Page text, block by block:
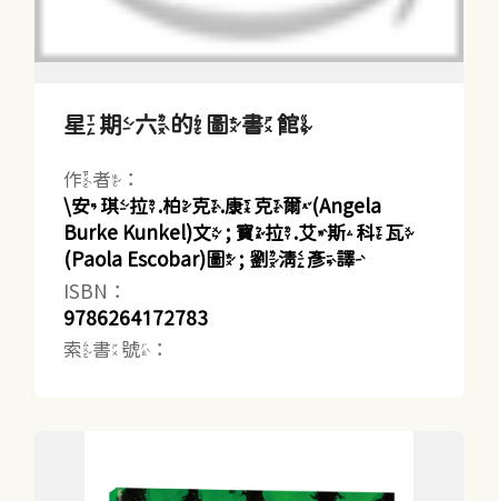
星期六的圖書館
作者：
\安琪拉.柏克.康克爾(Angela
Burke Kunkel)文 ; 寶拉.艾斯科瓦
(Paola Escobar)圖 ; 劉清彥譯
ISBN：
9786264172783
索書號：